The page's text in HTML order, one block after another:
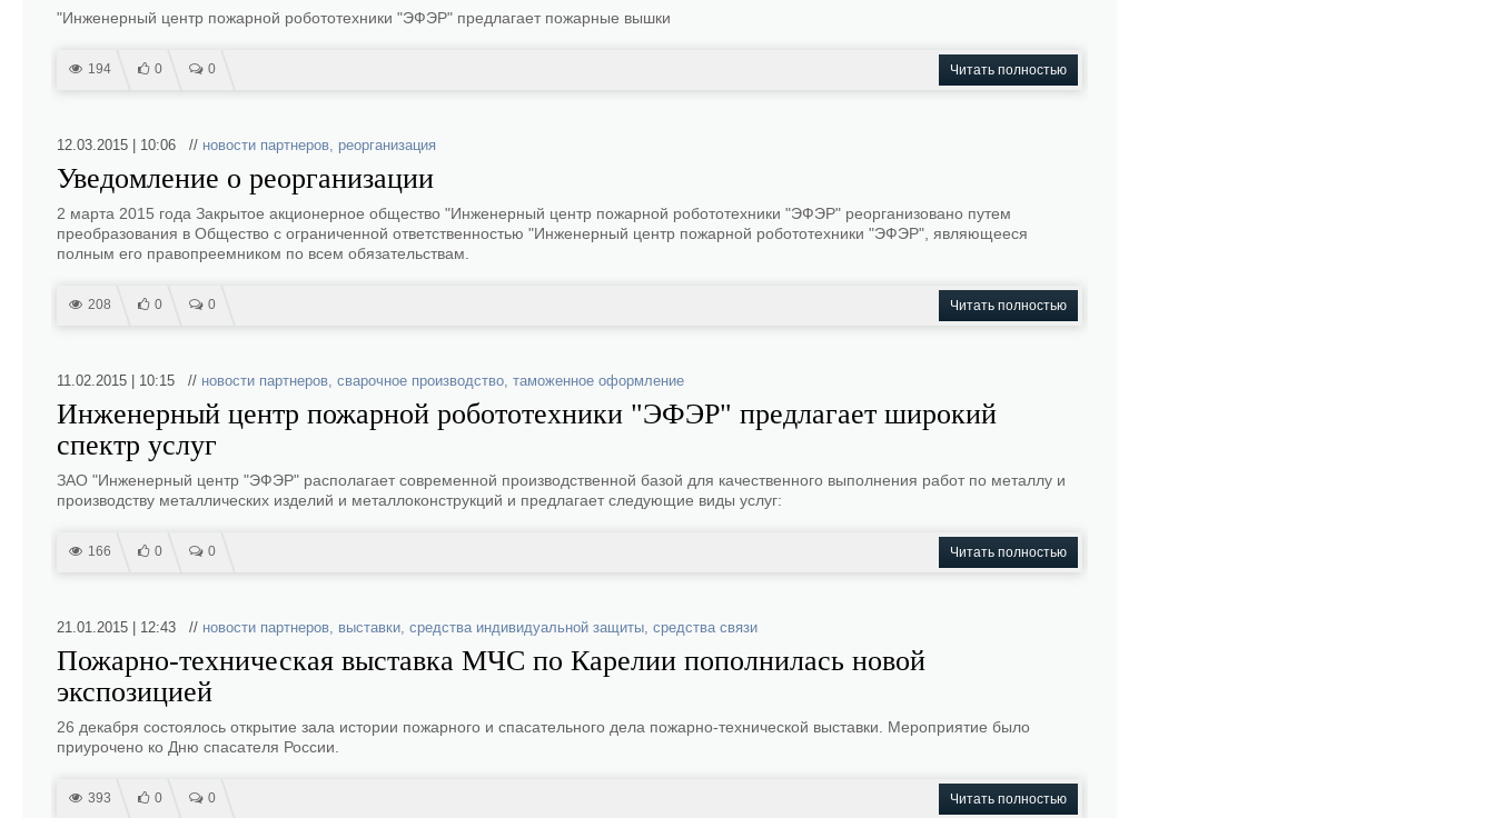
"Инженерный центр пожарной робототехники "ЭФЭР" предлагает пожарные вышки
194 0 0 Читать полностью
12.03.2015 | 10:06 // новости партнеров, реорганизация
Уведомление о реорганизации
2 марта 2015 года Закрытое акционерное общество "Инженерный центр пожарной робототехники "ЭФЭР" реорганизовано путем
преобразования в Общество с ограниченной ответственностью "Инженерный центр пожарной робототехники "ЭФЭР", являющееся
полным его правопреемником по всем обязательствам.
208 0 0 Читать полностью
11.02.2015 | 10:15 // новости партнеров, сварочное производство, таможенное оформление
Инженерный центр пожарной робототехники "ЭФЭР" предлагает широкий
спектр услуг
ЗАО "Инженерный центр "ЭФЭР" располагает современной производственной базой для качественного выполнения работ по металлу и
производству металлических изделий и металлоконструкций и предлагает следующие виды услуг:
166 0 0 Читать полностью
21.01.2015 | 12:43 // новости партнеров, выставки, средства индивидуальной защиты, средства связи
Пожарно-техническая выставка МЧС по Карелии пополнилась новой
экспозицией
26 декабря состоялось открытие зала истории пожарного и спасательного дела пожарно-технической выставки. Мероприятие было
приурочено ко Дню спасателя России.
393 0 0 Читать полностью